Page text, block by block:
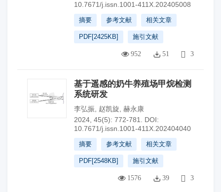
10.7671/j.issn.1001-411X.202405008
摘要 参考文献 相关文章
PDF[2425KB] 施引文献
952 51 3
基于遥感的奶牛养殖场甲烷检测
系统研发
李弘振 赵凯旋 赫永康
2024, 45(5): 772-781.
DOI:
10.7671/j.issn.1001-411X.202404040
摘要 参考文献 相关文章
PDF[2548KB] 施引文献
1576 39 3